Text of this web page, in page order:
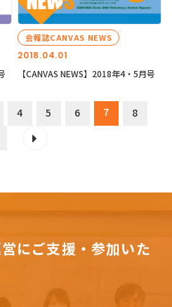
2018.04.01
会報誌CANVAS NEWS
【CANVAS NEWS】2018年4・5月号
4 5 6 7
8
にご支援・参加いた